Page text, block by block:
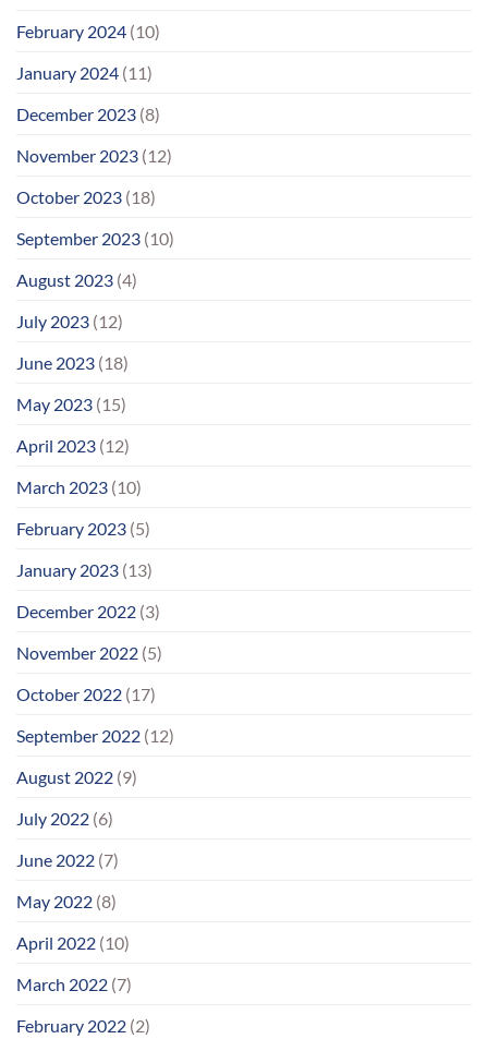
February 2024 (10)
January 2024 (11)
December 2023 (8)
November 2023 (12)
October 2023 (18)
September 2023 (10)
August 2023 (4)
July 2023 (12)
June 2023 (18)
May 2023 (15)
April 2023 (12)
March 2023 (10)
February 2023 (5)
January 2023 (13)
December 2022 (3)
November 2022 (5)
October 2022 (17)
September 2022 (12)
August 2022 (9)
July 2022 (6)
June 2022 (7)
May 2022 (8)
April 2022 (10)
March 2022 (7)
February 2022 (2)